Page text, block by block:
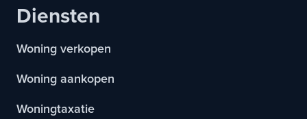
Diensten
Woning verkopen
Woning aankopen
Woningtaxatie